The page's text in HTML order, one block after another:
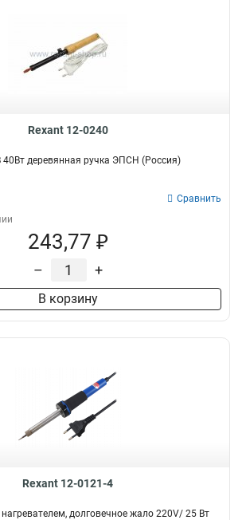
Rexant 12-0240
деревянная ручка ЭПСН (Россия)
Сравнить
243,77 ₽
– +
В корзину
Rexant 12-0121-4
долговечное жало 220V/ 25 Вт